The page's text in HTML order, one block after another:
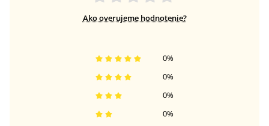
Ako overujeme hodnotenie?
0%
0%
0%
0%